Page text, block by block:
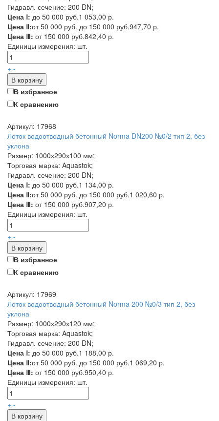
Гидравл. сечение: 200 DN;
Цена Ⅰ: до 50 000 руб.1 053,00 р.
Цена Ⅱ:от 50 000 руб. до 150 000 руб.947,70 р.
Цена Ⅲ: от 150 000 руб.842,40 р.
Единицы измерения: шт.
+ -
В корзину
В избранное
К сравнению
Артикул: 17968
Лоток водоотводный бетонный Norma DN200 №0/2 тип 2, без
уклона
Размер: 1000х290х100 мм;
Торговая марка: Aquastok;
Гидравл. сечение: 200 DN;
Цена Ⅰ: до 50 000 руб.1 134,00 р.
Цена Ⅱ:от 50 000 руб. до 150 000 руб.1 020,60 р.
Цена Ⅲ: от 150 000 руб.907,20 р.
Единицы измерения: шт.
+ -
В корзину
В избранное
К сравнению
Артикул: 17969
Лоток водоотводный бетонный Norma 200 №0/3 тип 2, без
уклона
Размер: 1000х290х120 мм;
Торговая марка: Aquastok;
Гидравл. сечение: 200 DN;
Цена Ⅰ: до 50 000 руб.1 188,00 р.
Цена Ⅱ:от 50 000 руб. до 150 000 руб.1 069,20 р.
Цена Ⅲ: от 150 000 руб.950,40 р.
Единицы измерения: шт.
+ -
В корзину